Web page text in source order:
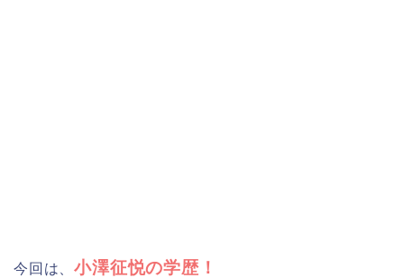
今回は、小澤征悦の学歴！